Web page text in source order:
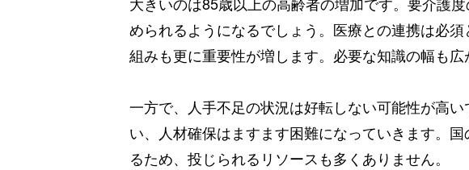
められるようになるでしょう。医療との連携は必
組みも更に重要性が増します。必要な知識の幅も広
一方で、人手不足の状況は好転しない可能性が高
い、人材確保はますます困難になっていきます。
るため、投じられるリソースも多くありません。